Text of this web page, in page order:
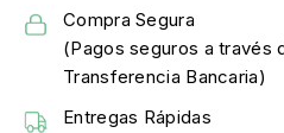
Compra Segura
(Pagos seguros a través
Transferencia Bancaria)
Entregas Rápidas